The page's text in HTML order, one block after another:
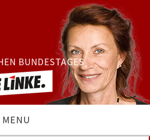
BUNDESTAGES
MENU